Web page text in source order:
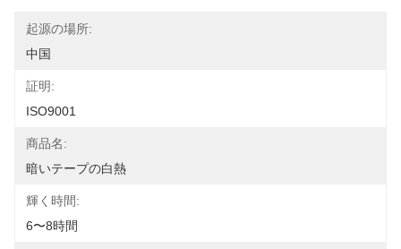
起源の場所:
中国
証明:
ISO9001
商品名:
暗いテープの白熱
輝く時間:
6〜8時間